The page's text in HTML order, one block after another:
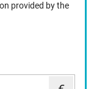
provided by the